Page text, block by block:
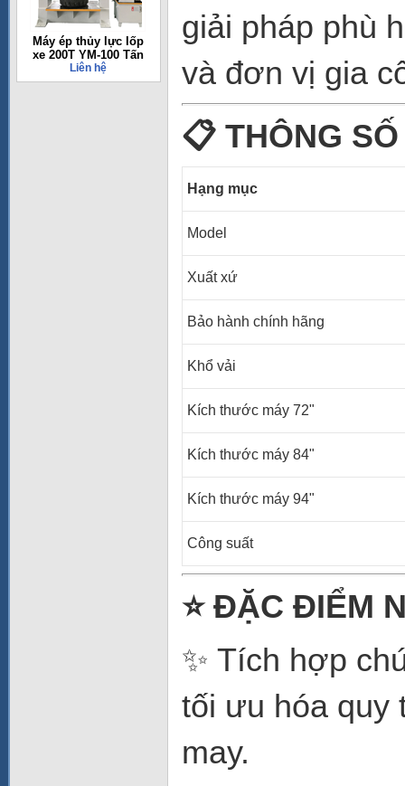
Máy ép thủy lực lốp
xe 200T YM-100 Tấn
Liên hệ
giải pháp phù
và đơn vị gia
📋 THÔNG
Hạng mục
Model
Xuất xứ
Bảo hành chính hãng
Khổ vải
Kích thước máy 72"
Kích thước máy 84"
Kích thước máy 94"
Công suất
⭐ĐẶC ĐIỂM
✨ Tích hợp
tối ưu hóa quy
may.